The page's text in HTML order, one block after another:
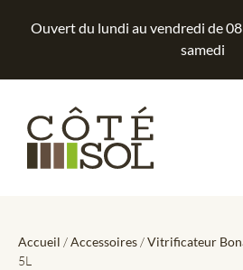
Ouvert du lundi au vendredi de
samedi
Accueil /Accessoires /Vitrificateur
5L